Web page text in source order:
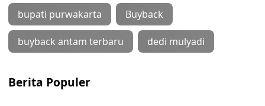
bupati purwakarta Buyback
buyback antam terbaru dedi mulyadi
Berita Populer